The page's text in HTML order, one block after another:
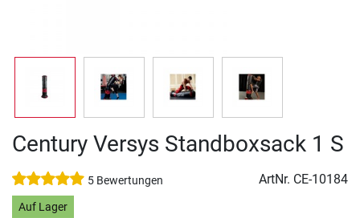
Century Versys Standboxsack 1 S
5 Bewertungen ArtNr. CE-10184
Auf Lager